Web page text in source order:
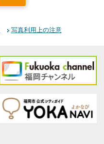
写真利用上の注意